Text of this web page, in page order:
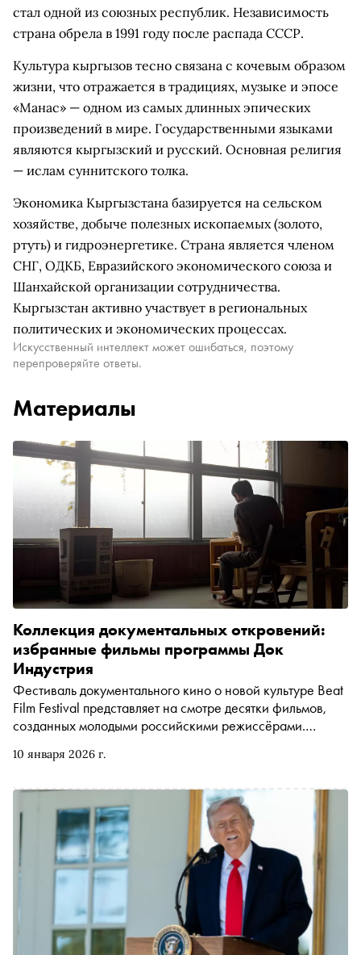
стал одной из союзных республик. Независимость
страна обрела в 1991 году после распада СССР.
Культура кыргызов тесно связана с кочевым образом
жизни, что отражается в традициях, музыке и эпосе
«Манас» — одном из самых длинных эпических
произведений в мире. Государственными языками
являются кыргызский и русский. Основная религия
— ислам суннитского толка.
Экономика Кыргызстана базируется на сельском
хозяйстве, добыче полезных ископаемых (золото,
ртуть) и гидроэнергетике. Страна является членом
СНГ, ОДКБ, Евразийского экономического союза и
Шанхайской организации сотрудничества.
Кыргызстан активно участвует в региональных
политических и экономических процессах.
Искусственный интеллект может ошибаться, поэтому
перепроверяйте ответы.
Материалы
10 января 2026 г.
Коллекция документальных откровений:
избранные фильмы программы Док
Индустрия
Фестиваль документального кино о новой культуре Beat
Film Festival представляет на смотре десятки фильмов,
созданных молодыми российскими режиссёрами.
награды и полноценную фестивальную жизнь. В
который продлится до 22 февраля, «Сноб» выбрал
самые яркие работы конкурсной программы последних
лет